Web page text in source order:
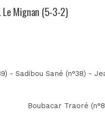
Mignan (5-3-2)
- Sadibou Sané (n°38) -
Boubacar Traoré